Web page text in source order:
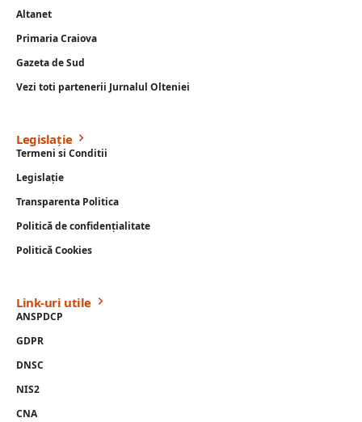
Altanet
Primaria Craiova
Gazeta de Sud
Vezi toti partenerii Jurnalul Olteniei
Legislație
Termeni si Conditii
Legislație
Transparenta Politica
Politică de confidențialitate
Politică Cookies
Link-uri utile
ANSPDCP
GDPR
DNSC
NIS2
CNA